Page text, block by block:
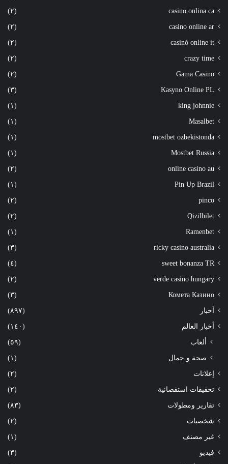
casino onlina ca (٢)
casino online ar (٢)
casinò online it (٢)
crazy time (٢)
Gama Casino (٢)
Kasyno Online PL (٣)
king johnnie (١)
Masalbet (١)
mostbet ozbekistonda (١)
Mostbet Russia (١)
online casino au (٢)
Pin Up Brazil (١)
pinco (٢)
Qizilbilet (٢)
Ramenbet (١)
ricky casino australia (٣)
sweet bonanza TR (٤)
verde casino hungary (٢)
Комета Казино (٣)
أخبار (٨٩٧)
أخبار العالم (١٤٠)
ألعاب
(٥٩)
صحة و جمال
(١)
إعلانات (٢)
تحقيقات استقصائية (٢)
تقارير ومطولات (٨٣)
شخصيات (٢)
غير مصنف (١)
فيديو (٣)